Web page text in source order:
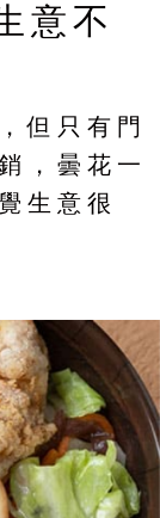
意不
但只有門
，曇花一
生意很